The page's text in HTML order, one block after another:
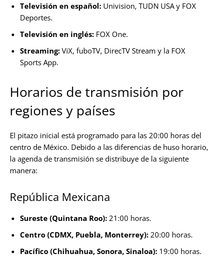
Televisión en español: Univision, TUDN USA y FOX
Deportes.
Televisión en inglés: FOX One.
Streaming: ViX, fuboTV, DirecTV Stream y la FOX
Sports App.
Horarios de transmisión por
regiones y países
El pitazo inicial está programado para las 20:00 horas del
centro de México. Debido a las diferencias de huso horario,
la agenda de transmisión se distribuye de la siguiente
manera:
República Mexicana
Sureste (Quintana Roo): 21:00 horas.
Centro (CDMX, Puebla, Monterrey): 20:00 horas.
Pacífico (Chihuahua, Sonora, Sinaloa): 19:00 horas.